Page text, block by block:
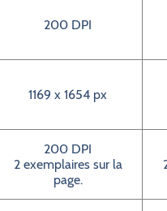
200 DPI
1169 x 1654 px
200 DPI
2 exemplaires sur la
page.